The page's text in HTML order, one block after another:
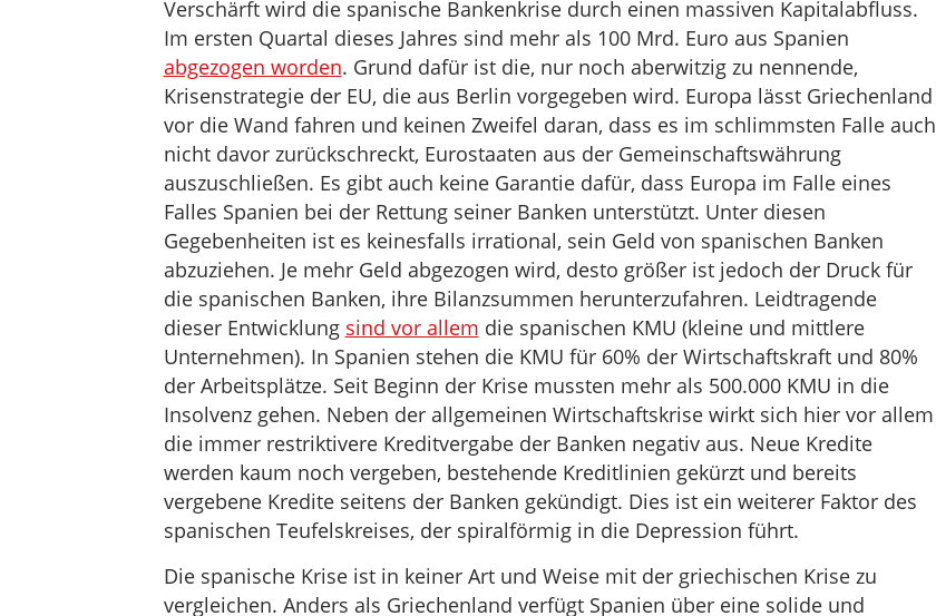
Verschärft wird die spanische Bankenkrise durch einen massiven Kapitalabfluss.
Im ersten Quartal dieses Jahres sind mehr als 100 Mrd. Euro aus Spanien
abgezogen worden. Grund dafür ist die, nur noch aberwitzig zu nennende,
Krisenstrategie der EU, die aus Berlin vorgegeben wird. Europa lässt Griechenland
vor die Wand fahren und keinen Zweifel daran, dass es im schlimmsten Falle auch
nicht davor zurückschreckt, Eurostaaten aus der Gemeinschaftswährung
auszuschließen. Es gibt auch keine Garantie dafür, dass Europa im Falle eines
Falles Spanien bei der Rettung seiner Banken unterstützt. Unter diesen
Gegebenheiten ist es keinesfalls irrational, sein Geld von spanischen Banken
abzuziehen. Je mehr Geld abgezogen wird, desto größer ist jedoch der Druck für
die spanischen Banken, ihre Bilanzsummen herunterzufahren. Leidtragende
dieser Entwicklung sind vor allem die spanischen KMU (kleine und mittlere
Unternehmen). In Spanien stehen die KMU für 60% der Wirtschaftskraft und 80%
der Arbeitsplätze. Seit Beginn der Krise mussten mehr als 500.000 KMU in die
Insolvenz gehen. Neben der allgemeinen Wirtschaftskrise wirkt sich hier vor allem
die immer restriktivere Kreditvergabe der Banken negativ aus. Neue Kredite
werden kaum noch vergeben, bestehende Kreditlinien gekürzt und bereits
vergebene Kredite seitens der Banken gekündigt. Dies ist ein weiterer Faktor des
spanischen Teufelskreises, der spiralförmig in die Depression führt.
Die spanische Krise ist in keiner Art und Weise mit der griechischen Krise zu
vergleichen. Anders als Griechenland verfügt Spanien über eine solide und